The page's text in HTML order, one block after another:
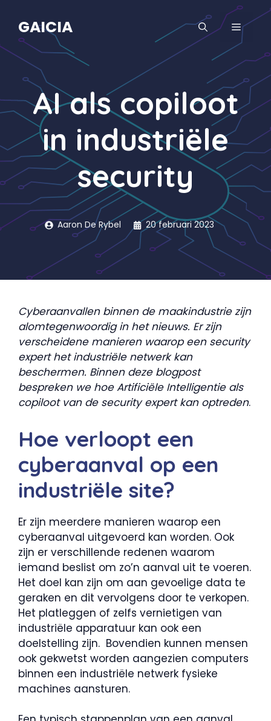
naar
inhoud
GAICIA MENU
AI als copiloot
in industriële
security
Aaron De Rybel 20 februari 2023
Cyberaanvallen binnen de maakindustrie zijn
alomtegenwoordig in het nieuws. Er zijn
verscheidene manieren waarop een security
expert het industriële netwerk kan
beschermen. Binnen deze blogpost
bespreken we hoe Artificiële Intelligentie als
copiloot van de security expert kan optreden.
Hoe verloopt een
cyberaanval op een
industriële site?
Er zijn meerdere manieren waarop een
cyberaanval uitgevoerd kan worden. Ook
zijn er verschillende redenen waarom
iemand beslist om zo’n aanval uit te voeren.
Het doel kan zijn om aan gevoelige data te
geraken en dit vervolgens door te verkopen.
Het platleggen of zelfs vernietigen van
industriële apparatuur kan ook een
doelstelling zijn. Bovendien kunnen mensen
ook gekwetst worden aangezien computers
binnen een industriële netwerk fysieke
machines aansturen.